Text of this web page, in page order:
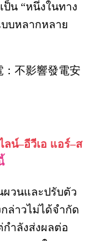
ป็น “หนึ่งในทาง
บหลากหลาย
ลน์–อีวีเอ แอร์–ส
วนและปรับตัว
ล่าวไม่ได้จำกัด
ำลังส่งผลต่อ